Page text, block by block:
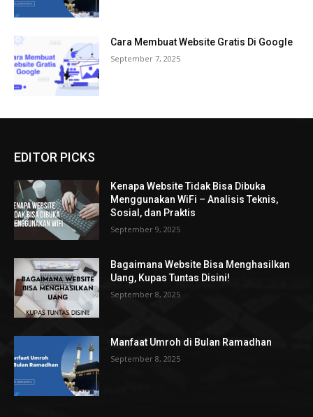
Cara Membuat Website Gratis Di Google
September 7, 2025
EDITOR PICKS
Kenapa Website Tidak Bisa Dibuka
Menggunakan WiFi – Analisis Teknis,
Sosial, dan Praktis
September 9, 2025
Bagaimana Website Bisa Menghasilkan
Uang, Kupas Tuntas Disini!
September 8, 2025
Manfaat Umroh di Bulan Ramadhan
September 8, 2025